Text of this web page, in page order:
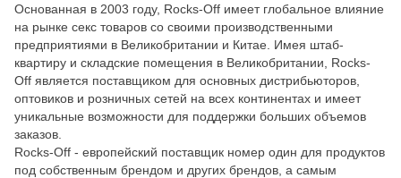
Основанная в 2003 году, Rocks-Off имеет глобальное влияние
на рынке секс товаров со своими производственными
предприятиями в Великобритании и Китае. Имея штаб-
квартиру и складские помещения в Великобритании, Rocks-
Off является поставщиком для основных дистрибьюторов,
оптовиков и розничных сетей на всех континентах и ​​имеет
уникальные возможности для поддержки больших объемов
заказов.
Rocks-Off - европейский поставщик номер один для продуктов
под собственным брендом и других брендов, а самым